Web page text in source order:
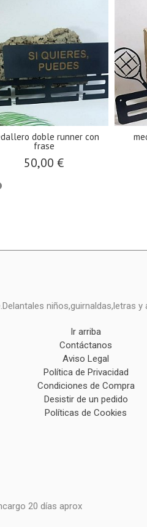
doble runner con
frase
50,00 €
niños,guirnaldas,letras y
Ir arriba
Contáctanos
Aviso Legal
Política de Privacidad
Condiciones de Compra
Desistir de un pedido
Políticas de Cookies
20 días aprox